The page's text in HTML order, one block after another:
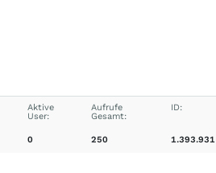
Aktive
User:
0
Aufrufe
Gesamt:
250
ID:
1.393.931